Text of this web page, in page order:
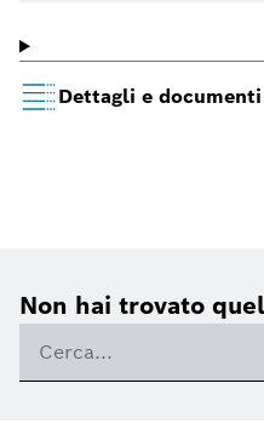
Dettagli e
Non hai trovato